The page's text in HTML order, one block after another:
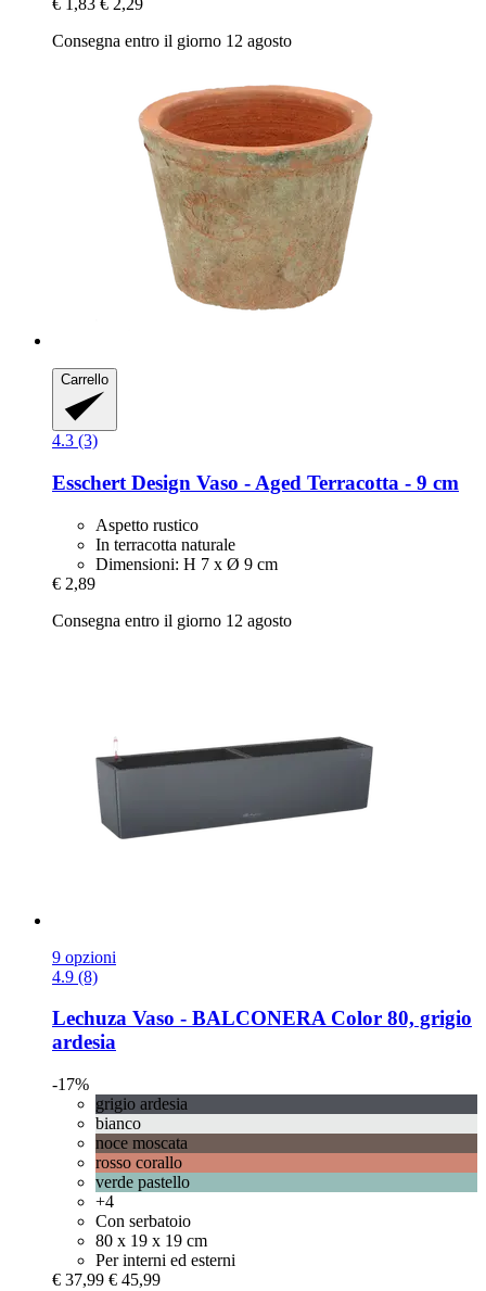
Consegna entro il giorno 12 agosto
Carrello
4.3 (3)
Esschert Design Vaso -​ Aged Terracotta -​ 9 cm
Aspetto rustico
In terracotta naturale
Dimensioni: H 7 x Ø 9 cm
€ 2,89
Consegna entro il giorno 12 agosto
9 opzioni
4.9 (8)
Lechuza Vaso -​ BALCONERA Color 80, grigio
ardesia
-17%
grigio ardesia
bianco
noce moscata
rosso corallo
verde pastello
+4
Con serbatoio
80 x 19 x 19 cm
Per interni ed esterni
€ 37,99 € 45,99